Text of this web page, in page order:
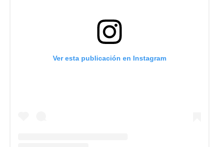
Ver esta publicación en Instagram